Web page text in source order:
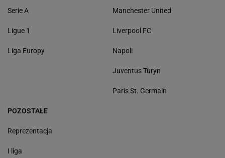
Serie A
Ligue 1
Liga Europy
Manchester United
Liverpool FC
Napoli
Juventus Turyn
Paris St. Germain
POZOSTAŁE
Reprezentacja
I liga